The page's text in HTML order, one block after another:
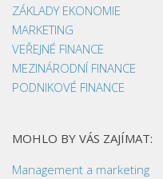
ZÁKLADY EKONOMIE
MARKETING
VEŘEJNÉ FINANCE
MEZINÁRODNÍ FINANCE
PODNIKOVÉ FINANCE
MOHLO BY VÁS ZAJÍMAT:
Management a marketing